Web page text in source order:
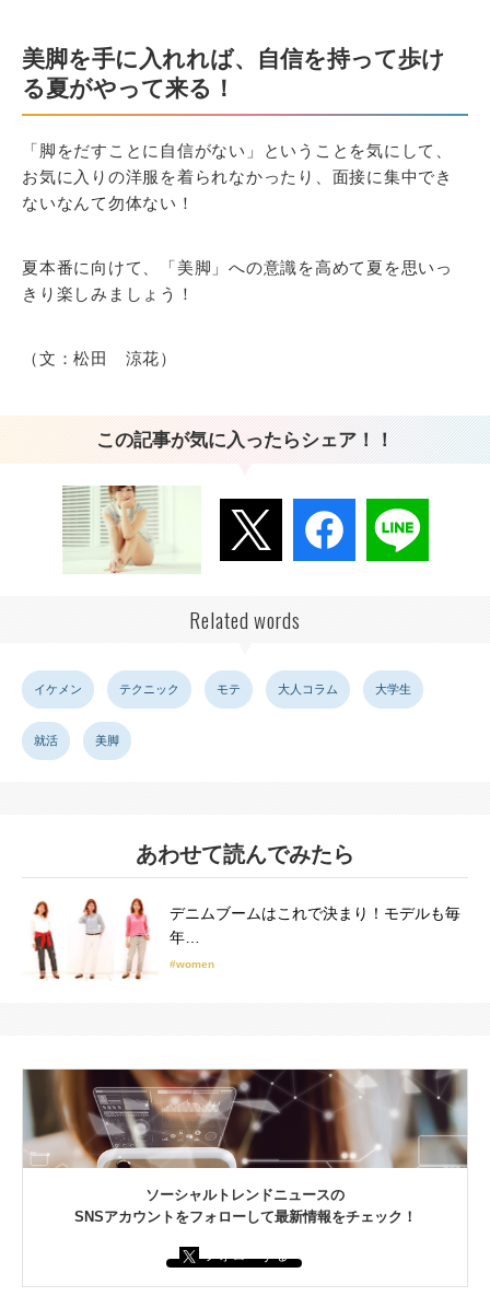
美脚を手に入れれば、自信を持って歩け
る夏がやって来る！
「脚をだすことに自信がない」ということを気にして、
お気に入りの洋服を着られなかったり、面接に集中でき
ないなんて勿体ない！
夏本番に向けて、「美脚」への意識を高めて夏を思いっ
きり楽しみましょう！
（文：松田 涼花）
この記事が気に入ったらシェア！！
Related words
イケメン テクニック モテ 大人コラム 大学生
就活 美脚
あわせて読んでみたら
デニムブームはこれで決まり！モデルも毎
年…
#women
ソーシャルトレンドニュースの
SNSアカウントをフォローして最新情報をチェック！